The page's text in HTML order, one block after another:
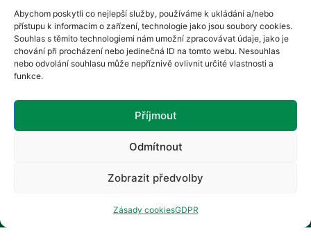
Abychom poskytli co nejlepší služby, používáme k ukládání a/nebo
přístupu k informacím o zařízení, technologie jako jsou soubory cookies.
Souhlas s těmito technologiemi nám umožní zpracovávat údaje, jako je
chování při procházení nebo jedinečná ID na tomto webu. Nesouhlas
nebo odvolání souhlasu může nepříznivě ovlivnit určité vlastnosti a
funkce.
Příjmout
Odmítnout
Zobrazit předvolby
Zásady cookiesGDPR
Odborní garanti:
Prof. MUDr. Eva Kubala Havrdová, CSc.
Prim. MUDr. Marta Vachová
Revenium, z.s. – Hana Potměšilová